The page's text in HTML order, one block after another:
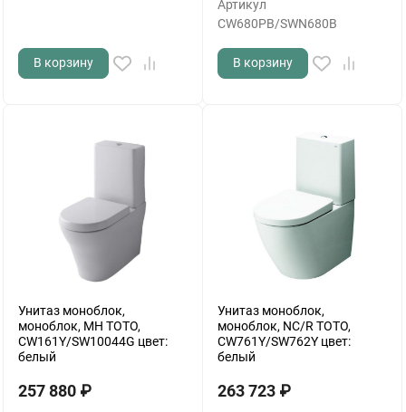
В корзину
Артикул
CW680PB/SWN680B
В корзину
Унитаз моноблок,
моноблок, MH TOTO,
CW161Y/SW10044G цвет:
белый
257 880 ₽
Унитаз моноблок,
моноблок, NC/R TOTO,
CW761Y/SW762Y цвет:
белый
263 723 ₽